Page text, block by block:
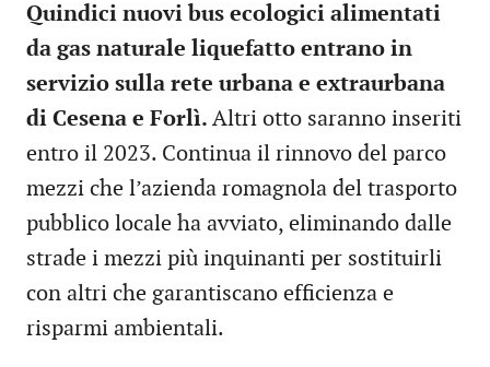
Quindici nuovi bus ecologici alimentati
da gas naturale liquefatto entrano in
servizio sulla rete urbana e extraurbana
di Cesena e Forlì. Altri otto saranno inseriti
entro il 2023. Continua il rinnovo del parco
mezzi che l’azienda romagnola del trasporto
pubblico locale ha avviato, eliminando dalle
strade i mezzi più inquinanti per sostituirli
con altri che garantiscano efficienza e
risparmi ambientali.